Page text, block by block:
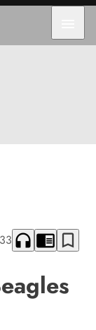
headphones chrome_reader_mode bookmark_border